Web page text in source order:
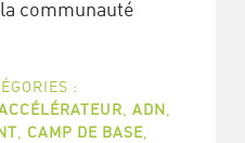
communauté
:
ADN
CAMP DE BASE,